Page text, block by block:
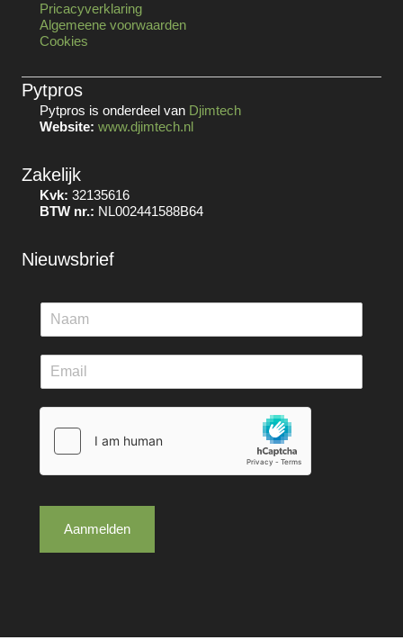
Pricacyverklaring
Algemeene voorwaarden
Cookies
Pytpros
Pytpros is onderdeel van Djimtech
Website: www.djimtech.nl
Zakelijk
Kvk: 32135616
BTW nr.: NL002441588B64
Nieuwsbrief
Aanmelden